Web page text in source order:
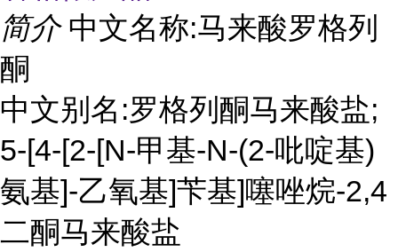
简介 中文名称:马来酸罗格列
酮
中文别名:罗格列酮马来酸盐;
5-[4-[2-[N-甲基-N-(2-吡啶基)
氨基]-乙氧基]苄基]噻唑烷-2,4
二酮马来酸盐